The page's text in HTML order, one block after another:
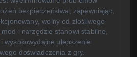
bezpieczeństwa, zapewniając,
wolny od złośliwego
i narzędzie stanowi stabilne,
wysokowydajne ulepszenie
doświadczenia z gry.